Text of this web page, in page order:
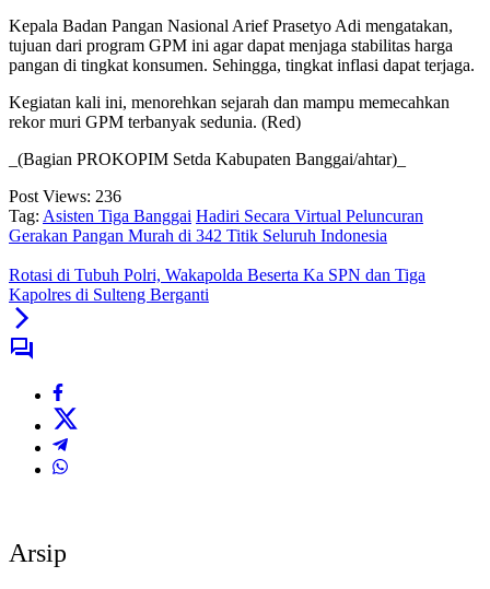
Kepala Badan Pangan Nasional Arief Prasetyo Adi mengatakan,
tujuan dari program GPM ini agar dapat menjaga stabilitas harga
pangan di tingkat konsumen. Sehingga, tingkat inflasi dapat terjaga.
Kegiatan kali ini, menorehkan sejarah dan mampu memecahkan
rekor muri GPM terbanyak sedunia. (Red)
_(Bagian PROKOPIM Setda Kabupaten Banggai/ahtar)_
Post Views: 236
Tag: Asisten Tiga Banggai Hadiri Secara Virtual Peluncuran
Gerakan Pangan Murah di 342 Titik Seluruh Indonesia
Rotasi di Tubuh Polri, Wakapolda Beserta Ka SPN dan Tiga
Kapolres di Sulteng Berganti
Arsip